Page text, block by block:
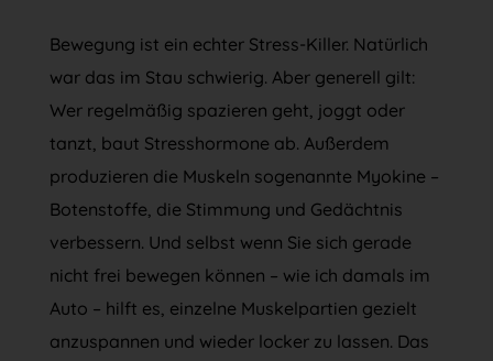
Bewegung ist ein echter Stress-Killer. Natürlich
war das im Stau schwierig. Aber generell gilt:
Wer regelmäßig spazieren geht, joggt oder
tanzt, baut Stresshormone ab. Außerdem
produzieren die Muskeln sogenannte Myokine –
Botenstoffe, die Stimmung und Gedächtnis
verbessern. Und selbst wenn Sie sich gerade
nicht frei bewegen können – wie ich damals im
Auto – hilft es, einzelne Muskelpartien gezielt
anzuspannen und wieder locker zu lassen. Das